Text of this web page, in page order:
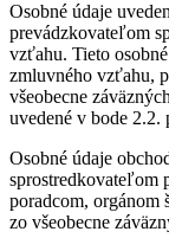
Osobné údaje
prevádzkovateľom
vzťahu. Tieto
zmluvného vzťahu,
všeobecne
uvedené v bode 2.2.
Osobné údaje
sprostredkovateľom
poradcom,
zo všeobecne